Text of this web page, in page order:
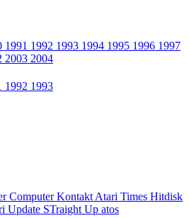
1991 1992 1993 1994 1995 1996 1997
2003 2004
1992 1993
Computer Kontakt Atari Times Hitdisk
Update STraight Up atos